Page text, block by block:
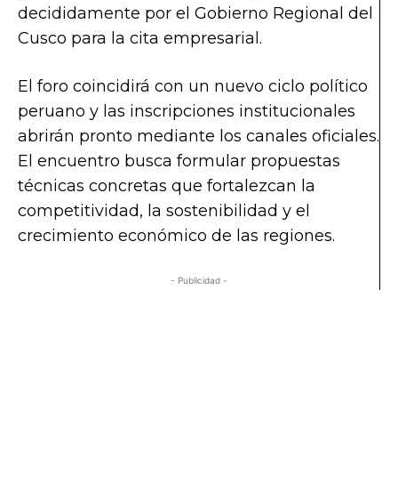
decididamente por el Gobierno Regional del
Cusco para la cita empresarial.
El foro coincidirá con un nuevo ciclo político
peruano y las inscripciones institucionales
abrirán pronto mediante los canales oficiales.
El encuentro busca formular propuestas
técnicas concretas que fortalezcan la
competitividad, la sostenibilidad y el
crecimiento económico de las regiones.
- Publicidad -